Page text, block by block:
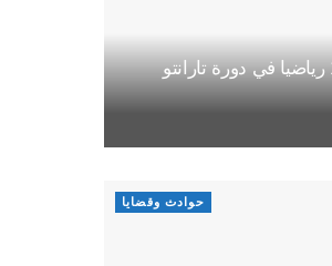
المغرب يشارك بـ120 رياضيا في دورة تارانتو
حوادث وقضايا